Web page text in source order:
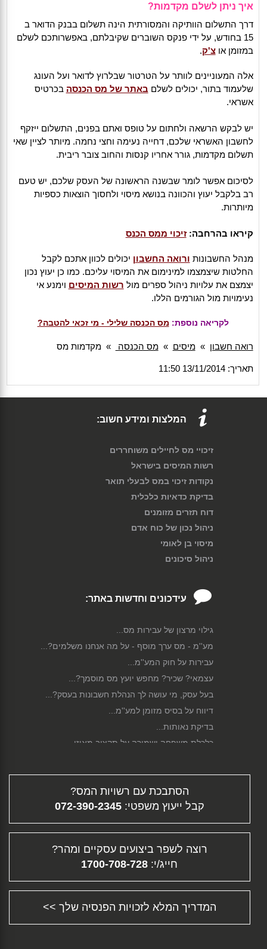
איך ניתן לשלם מקדמות?
דרך התשלום הוותיקה והמסורתית הינה תשלום בבנק הדואר ב
15 בחודש, על ידי פנקס השוברים שקיבלתם, באפשרותכם לשלם
במזומן אוצ'ק.
אלה המעוניינים לוותר על הטרטור שבלרוץ לדואר ועל העונג
שלעמוד בתור, יכולים לשלם באתר של מס הכנסה בכרטיס
אשראי.
יש לבקש הרשאה ולחתום על טופס ואתם בפנים, התשלום ייזקף
לחשבון האשראי שלכם, דחייה נעימה וחצי נחמה. מיותר לציין שאי
תשלום מקדמות, גורר אחריו קנסות והחוב צובר ריבית.
לסיכום אפשר לומר שבשנה הראשונה של העסק שלכם, יש טעם
רב בלקבל יעוץ והכוונה בנושא מיסוי ולחסוך הוצאות כספיות
מיותרות.
קיראו בהרחבה:זיכוי ממס הכנס
מנהל החשבונות ורואה החשבון יכולים לכוון אתכם לקבל
החלטות שיצמצמו למינימום את המיסוי עליכם. כמו כן יעוץ נכון
יצמצם את עלויות ניהול ספרים מול רשות המיסים וימנע אי
נעימויות מול הגורמים הללו.
לקריאה נוספת: מס הכנסה שלילי - מי זכאי להטבה?
רואה חשבון »מיסים »מס הכנסה »מקדמות מס
תאריך: 13/11/2014 11:50
המלצות ומידע חשוב:
זיכויי מס לחיילים משוחררים
רשות המיסים בישראל
נקודות זיכוי במס לבעלי תואר
בדיקת כדאיות כלכלית
דוח תזרים מזומנים
ניהול נכון של כוח אדם
מיסוי בן לאומי
ניהול סיכונים
עידכונים וחדשות באתר:
גילוי מרצון של עבירות מס...
מע''מ - מס ערך מוסף - על מה אנחנו משלמים?...
עבירות על חוק המע''מ...
עצמאי? שכיר? מחפש יועץ מס מוסמך?...
בעל עסק, מי עושה לך הנהלת חשבונות בעסק?...
דיווח על בסיס מזומן למע''מ...
בדיקת נאותות...
כלכלת משפחה ושמירה על תקציב מאוזן...
סגירת עסק...
פירוק חברה...
גיוס הון...
דיווח מקוון...
פיצויי פיטורין...
הכנת דוחות מס - דוח שנתי והצהרת הון...
הסתבכת עם רשויות המס?
קבל ייעוץ משפטי:072-390-2345
רוצה לשפר ביצועים עסקיים ומהר?
חייג/י: 1700-708-728
המדריך המלא לזכויות הפנסיה שלך >>